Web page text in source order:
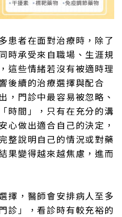
患者在面對治療時，除了
時承受來自職場、生涯規
這些情緒若沒有被適時理
後續的治療選擇與配合
，門診中最容易被忽略、
時間」，只有在充分的溝
心做出適合自己的決定，
整說明自己的情況或對藥
果變得越來越焦慮，進而
擇，醫師會安排病人至多
診」，看診時有較充裕的